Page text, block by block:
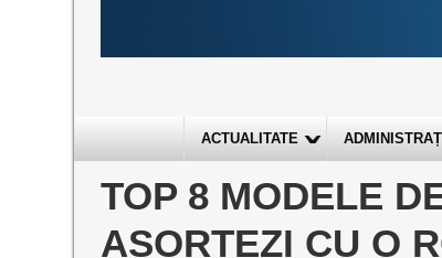
ACTUALITATE
TOP 8 MODELE
ASORTEZI CU O